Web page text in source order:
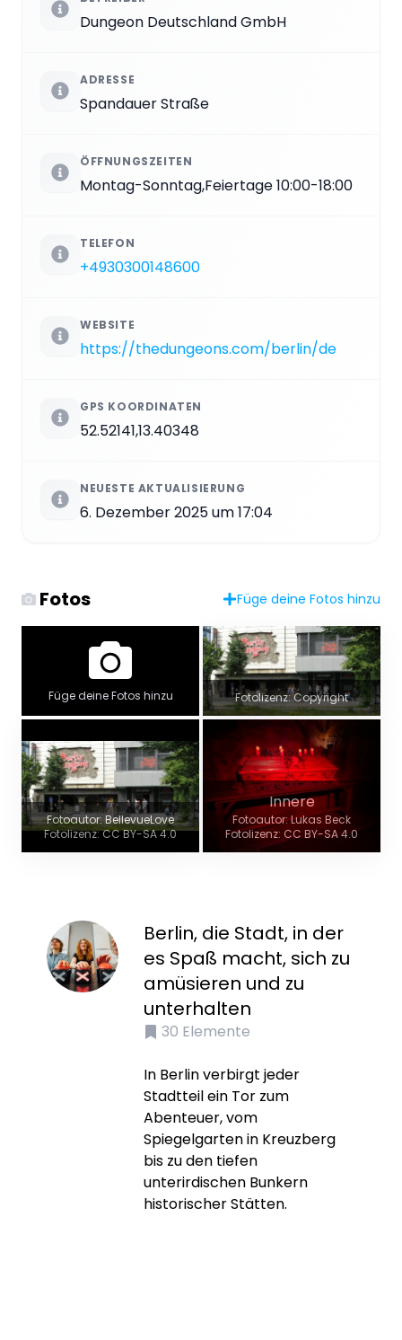
Dungeon Deutschland GmbH
ADRESSE
Spandauer Straße
ÖFFNUNGSZEITEN
Montag-Sonntag,Feiertage 10:00-18:00
TELEFON
+4930300148600
WEBSITE
https://thedungeons.com/berlin/de
GPS KOORDINATEN
52.52141,13.40348
NEUESTE AKTUALISIERUNG
6. Dezember 2025 um 17:04
Fotos Füge deine Fotos hinzu
Füge deine Fotos hinzu Fotolizenz: Copyright
Fotoautor: BellevueLove
Fotolizenz: CC BY-SA 4.0
Innere
Fotoautor: Lukas Beck
Fotolizenz: CC BY-SA 4.0
Berlin, die Stadt, in der
es Spaß macht, sich zu
amüsieren und zu
unterhalten
30 Elemente
In Berlin verbirgt jeder
Stadtteil ein Tor zum
Abenteuer, vom
Spiegelgarten in Kreuzberg
bis zu den tiefen
unterirdischen Bunkern
historischer Stätten.